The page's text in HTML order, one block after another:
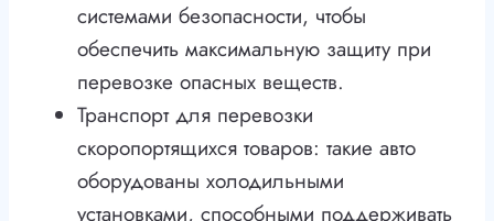
системами безопасности, чтобы
обеспечить максимальную защиту при
перевозке опасных веществ.
Транспорт для перевозки
скоропортящихся товаров: такие авто
оборудованы холодильными
установками, способными поддерживать